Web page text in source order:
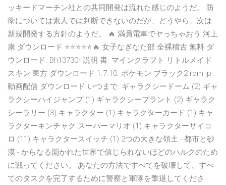
ッキードマーチン社との共同開発は流れた感じのようだ。 防
衛については素人では判断できないのだが、どうやら、次は
新規開発する方針のようだ。 🔥 満員電車でヤっちゃおう 河上
康 ダウンロード ⭐⭐⭐⭐⭐🔥 女子なぎなた部 全裸稽古 無料 ダ
ウンロード. Bh13730r 説明 書. マインクラフト リトルメイド
スキン 東方 ダウンロード 1.7.10. ポケモン ブラック2 rom jp.
動画配信 ダウンロード いつまで. ギャラクシードーム (2) ギャ
ラクシーハイジャンプ (1) ギャラクシープラント (2) ギャラク
シーラリー (3) キャラクター (1) キャラクターカード (1) キャ
ラクターキンチャク スーパーマリオ (1) キャラクターサイコ
ロ (11) キャラクタースイッチ (1) 2つの大きな領土 - 都市と砂
漠 - からなる開かれた世界で信じられないほどのハルクのため
に戦ってください。 あなたの方法ですべてを破壊して、すべ
てのタスクを完了するために警察と軍隊を撃退してくださ